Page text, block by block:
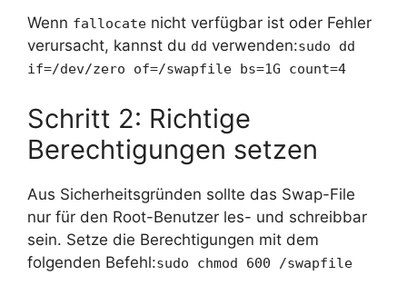
Wenn fallocate nicht verfügbar ist oder Fehler
verursacht, kannst du dd verwenden:sudo dd
if=/dev/zero of=/swapfile bs=1G count=4
Schritt 2: Richtige
Berechtigungen setzen
Aus Sicherheitsgründen sollte das Swap-File
nur für den Root-Benutzer les- und schreibbar
sein. Setze die Berechtigungen mit dem
folgenden Befehl:sudo chmod 600 /swapfile